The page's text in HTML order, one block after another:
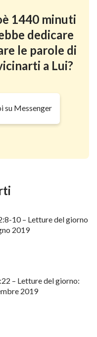
1440 minuti
dedicare
le parole di
a Lui?
su Messenger
10 – Letture del giorno
2019
– Letture del giorno:
2019